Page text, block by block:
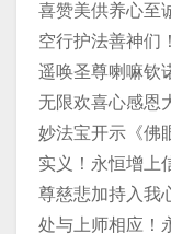
喜赞美供养心至
空行护法善神们
遥唤圣尊喇嘛钦
无限欢喜心感恩
妙法宝开示《佛
实义！永恒增上
尊慈悲加持入我
处与上师相应！